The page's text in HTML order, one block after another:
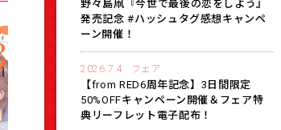
野々島凧『今世で最後の恋をしよう』
発売記念 #ハッシュタグ感想キャンペ
ーン開催！
2026.7.4 フェア
【from RED6周年記念】3日間限定
50%OFFキャンペーン開催＆フェア特
典リーフレット電子配布！